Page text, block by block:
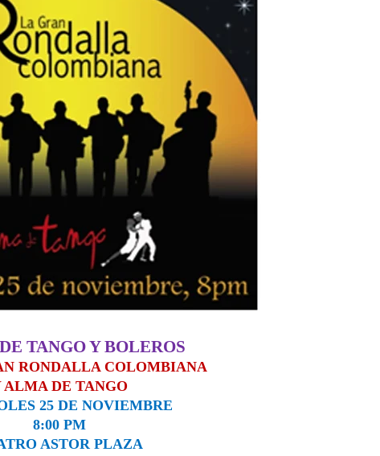
TANGO Y BOLEROS
RONDALLA COLOMBIANA
ALMA DE TANGO
25 DE NOVIEMBRE
8:00 PM
ASTOR PLAZA